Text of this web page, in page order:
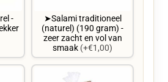
-
➤Salami traditioneel
(naturel) (190 gram) -
zeer zacht en vol van
smaak (+€1,00)